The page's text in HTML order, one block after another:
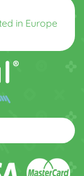
in Europe